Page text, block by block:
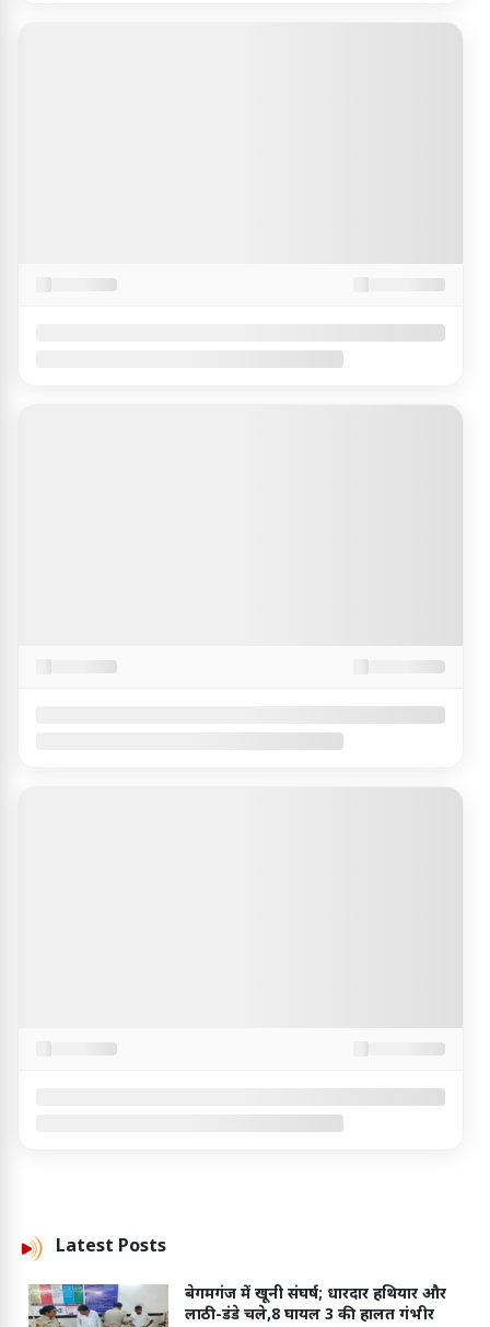
Latest Posts
बेगमगंज में खूनी संघर्ष; धारदार हथियार और
लाठी-डंडे चले,8 घायल 3 की हालत गंभीर